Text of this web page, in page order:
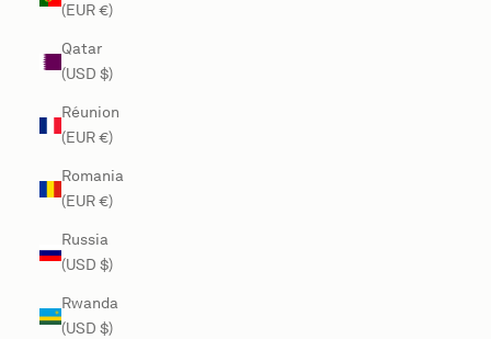
(EUR €)
Qatar
(USD $)
Réunion
(EUR €)
Romania
(EUR €)
Russia
(USD $)
Rwanda
(USD $)